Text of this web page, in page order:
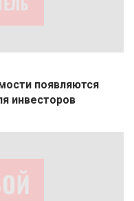
появляются
инвесторов